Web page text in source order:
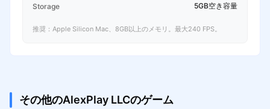
Storage 5GB空き容量
推奨：Apple Silicon Mac、8GB以上のメモリ。最大240 FPS。
その他のAlexPlay LLCのゲーム